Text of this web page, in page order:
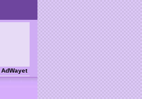
AdWayet